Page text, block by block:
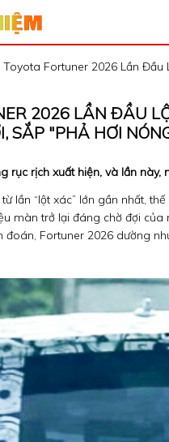
Toyota Fortuner 2026 Lần Đầu
2026 LẦN ĐẦU
SẮP "PHẢ HƠI
rục rịch xuất hiện, và lần
lần “lột xác” lớn gần nhất,
màn trở lại đáng chờ đợi
đoán, Fortuner 2026 dường